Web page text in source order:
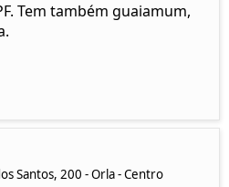
Tem também guaiamum,
Santos, 200 - Orla - Centro